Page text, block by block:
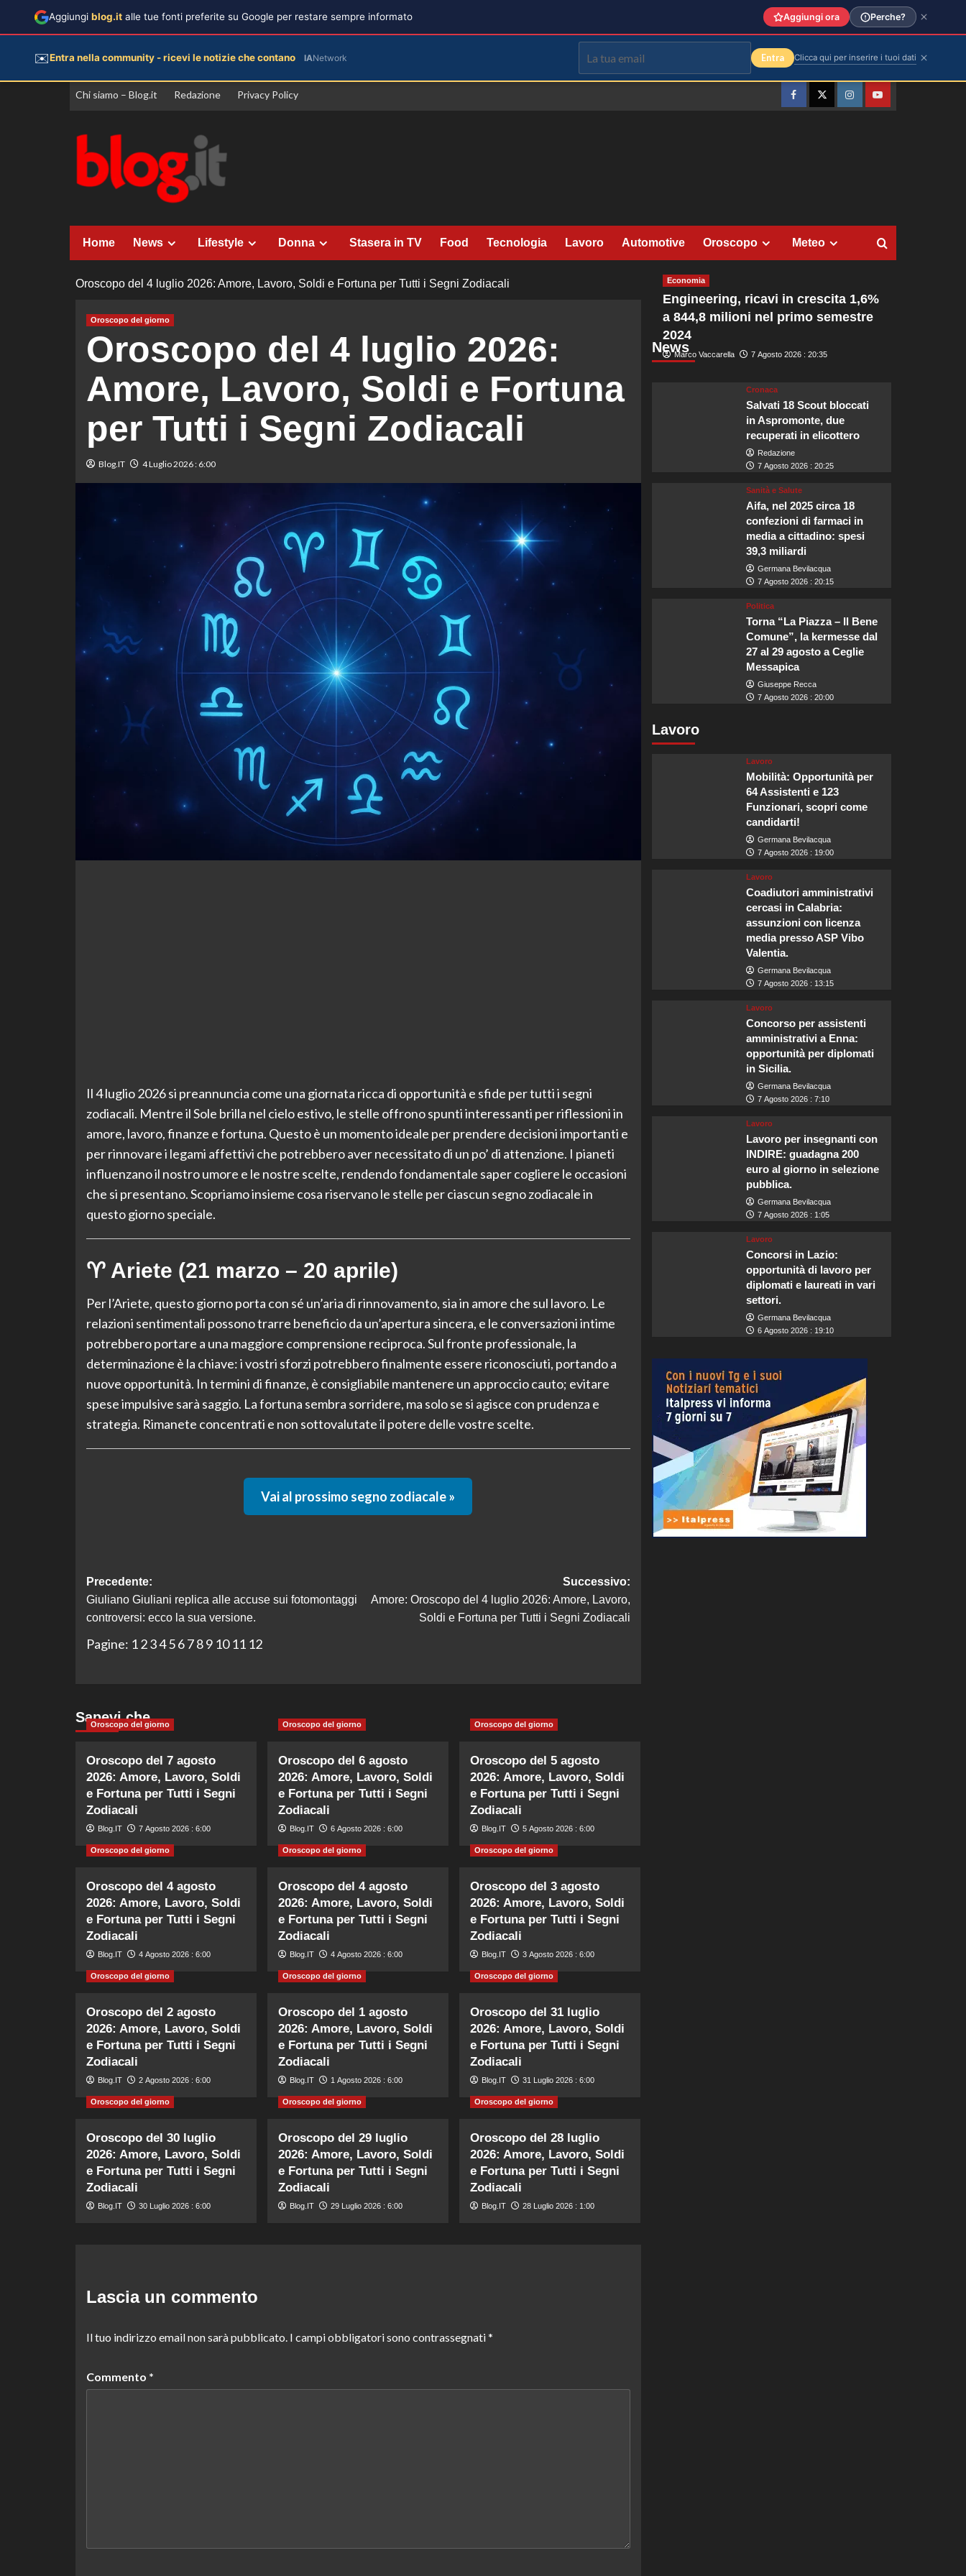
Vai
Chi siamo – Blog.it Redazione Privacy Policy
FacebookTwitterInstagramYouTube
Home News Lifestyle Donna Stasera in TV Food Tecnologia Lavoro Automotive Oroscopo Meteo
Oroscopo del 4 luglio 2026: Amore, Lavoro, Soldi e Fortuna per Tutti i Segni Zodiacali
Oroscopo del giorno
Oroscopo del 4 luglio 2026:
Amore, Lavoro, Soldi e Fortuna
per Tutti i Segni Zodiacali
Blog.IT 4 Luglio 2026 : 6:00
Il 4 luglio 2026 si preannuncia come una giornata ricca di opportunità e sfide per tutti i segni
zodiacali. Mentre il Sole brilla nel cielo estivo, le stelle offrono spunti interessanti per riflessioni in
amore, lavoro, finanze e fortuna. Questo è un momento ideale per prendere decisioni importanti e
per rinnovare i legami affettivi che potrebbero aver necessitato di un po’ di attenzione. I pianeti
influenzano il nostro umore e le nostre scelte, rendendo fondamentale saper cogliere le occasioni
che si presentano. Scopriamo insieme cosa riservano le stelle per ciascun segno zodiacale in
questo giorno speciale.
♈ Ariete (21 marzo – 20 aprile)
Per l’Ariete, questo giorno porta con sé un’aria di rinnovamento, sia in amore che sul lavoro. Le
relazioni sentimentali possono trarre beneficio da un’apertura sincera, e le conversazioni intime
potrebbero portare a una maggiore comprensione reciproca. Sul fronte professionale, la
determinazione è la chiave: i vostri sforzi potrebbero finalmente essere riconosciuti, portando a
nuove opportunità. In termini di finanze, è consigliabile mantenere un approccio cauto; evitare
spese impulsive sarà saggio. La fortuna sembra sorridere, ma solo se si agisce con prudenza e
strategia. Rimanete concentrati e non sottovalutate il potere delle vostre scelte.
Vai al prossimo segno zodiacale »
Navigazione
articolo
Precedente:
Giuliano Giuliani replica alle accuse sui fotomontaggi
controversi: ecco la sua versione.
Successivo:
Amore: Oroscopo del 4 luglio 2026: Amore, Lavoro,
Soldi e Fortuna per Tutti i Segni Zodiacali
Pagine: 1 2 34 5 6 7 8 9 10 11 12
Sapevi che…
Oroscopo del giorno
Oroscopo del 7 agosto
2026: Amore, Lavoro, Soldi
e Fortuna per Tutti i Segni
Zodiacali
Blog.IT 7 Agosto 2026 : 6:00
Oroscopo del giorno
Oroscopo del 6 agosto
2026: Amore, Lavoro, Soldi
e Fortuna per Tutti i Segni
Zodiacali
Blog.IT 6 Agosto 2026 : 6:00
Oroscopo del giorno
Oroscopo del 5 agosto
2026: Amore, Lavoro, Soldi
e Fortuna per Tutti i Segni
Zodiacali
Blog.IT 5 Agosto 2026 : 6:00
Oroscopo del giorno
Oroscopo del 4 agosto
2026: Amore, Lavoro, Soldi
e Fortuna per Tutti i Segni
Zodiacali
Blog.IT 4 Agosto 2026 : 6:00
Oroscopo del giorno
Oroscopo del 4 agosto
2026: Amore, Lavoro, Soldi
e Fortuna per Tutti i Segni
Zodiacali
Blog.IT 4 Agosto 2026 : 6:00
Oroscopo del giorno
Oroscopo del 3 agosto
2026: Amore, Lavoro, Soldi
e Fortuna per Tutti i Segni
Zodiacali
Blog.IT 3 Agosto 2026 : 6:00
Oroscopo del giorno
Oroscopo del 2 agosto
2026: Amore, Lavoro, Soldi
e Fortuna per Tutti i Segni
Zodiacali
Blog.IT 2 Agosto 2026 : 6:00
Oroscopo del giorno
Oroscopo del 1 agosto
2026: Amore, Lavoro, Soldi
e Fortuna per Tutti i Segni
Zodiacali
Blog.IT 1 Agosto 2026 : 6:00
Oroscopo del giorno
Oroscopo del 31 luglio
2026: Amore, Lavoro, Soldi
e Fortuna per Tutti i Segni
Zodiacali
Blog.IT 31 Luglio 2026 : 6:00
Oroscopo del giorno
Oroscopo del 30 luglio
2026: Amore, Lavoro, Soldi
e Fortuna per Tutti i Segni
Zodiacali
Blog.IT 30 Luglio 2026 : 6:00
Oroscopo del giorno
Oroscopo del 29 luglio
2026: Amore, Lavoro, Soldi
e Fortuna per Tutti i Segni
Zodiacali
Blog.IT 29 Luglio 2026 : 6:00
Oroscopo del giorno
Oroscopo del 28 luglio
2026: Amore, Lavoro, Soldi
e Fortuna per Tutti i Segni
Zodiacali
Blog.IT 28 Luglio 2026 : 1:00
Lascia un commento
Il tuo indirizzo email non sarà pubblicato. I campi obbligatori sono contrassegnati*
Commento *
News
Economia
Engineering, ricavi in crescita 1,6%
a 844,8 milioni nel primo semestre
2024
Marco Vaccarella 7 Agosto 2026 : 20:35
Cronaca
Salvati 18 Scout bloccati
in Aspromonte, due
recuperati in elicottero
Redazione
7 Agosto 2026 : 20:25
Sanità e Salute
Aifa, nel 2025 circa 18
confezioni di farmaci in
media a cittadino: spesi
39,3 miliardi
Germana Bevilacqua
7 Agosto 2026 : 20:15
Politica
Torna “La Piazza – Il Bene
Comune”, la kermesse dal
27 al 29 agosto a Ceglie
Messapica
Giuseppe Recca
7 Agosto 2026 : 20:00
Lavoro
Lavoro
Mobilità: Opportunità per
64 Assistenti e 123
Funzionari, scopri come
candidarti!
Germana Bevilacqua
7 Agosto 2026 : 19:00
Lavoro
Coadiutori amministrativi
cercasi in Calabria:
assunzioni con licenza
media presso ASP Vibo
Valentia.
Germana Bevilacqua
7 Agosto 2026 : 13:15
Lavoro
Concorso per assistenti
amministrativi a Enna:
opportunità per diplomati
in Sicilia.
Germana Bevilacqua
7 Agosto 2026 : 7:10
Lavoro
Lavoro per insegnanti con
INDIRE: guadagna 200
euro al giorno in selezione
pubblica.
Germana Bevilacqua
7 Agosto 2026 : 1:05
Lavoro
Concorsi in Lazio:
opportunità di lavoro per
diplomati e laureati in vari
settori.
Germana Bevilacqua
6 Agosto 2026 : 19:10
Aggiungi blog.it alle tue fonti preferite su Google per restare sempre informato Aggiungi ora Perche?
✉️Entra nella community - ricevi le notizie che contano IANetwork Entra Clicca qui per inserire i tuoi dati